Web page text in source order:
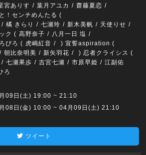
宮ありす 葉月アユカ
齋藤夏恋
！センチめんたる (
橘 きらり 七瀬玲 新木美帆
天使りせ
ク ( 高野奈子
八月一日 塩
ぴろ ( 虎嶋紅音
) 宣誓aspiration (
朝比奈明美 新矢羽花
) 忍者クライシス (
七瀬果歩 吉宮七瀬 市原早姫
江副佑
ろ
09日(土) 19:00 ~ 21:10
08日(金) 10:00 ~ 04月09日(土) 21:10
ツイート